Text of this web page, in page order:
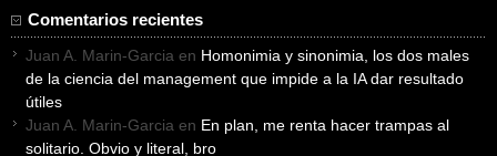
Comentarios recientes
Juan A. Marin-Garcia en Homonimia y sinonimia, los dos males
de la ciencia del management que impide a la IA dar resultado
útiles
Juan A. Marin-Garcia en En plan, me renta hacer trampas al
solitario. Obvio y literal, bro